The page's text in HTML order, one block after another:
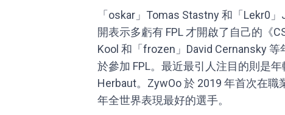
「oskar」Tomas Stastny 和「Lekr0
開表示多虧有 FPL 才開啟了自己的《
Kool 和「frozen」David Cernansky
於參加 FPL。最近最引人注目的則是
Herbaut。ZywOo 於 2019 年首次在職
年全世界表現最好的選手。